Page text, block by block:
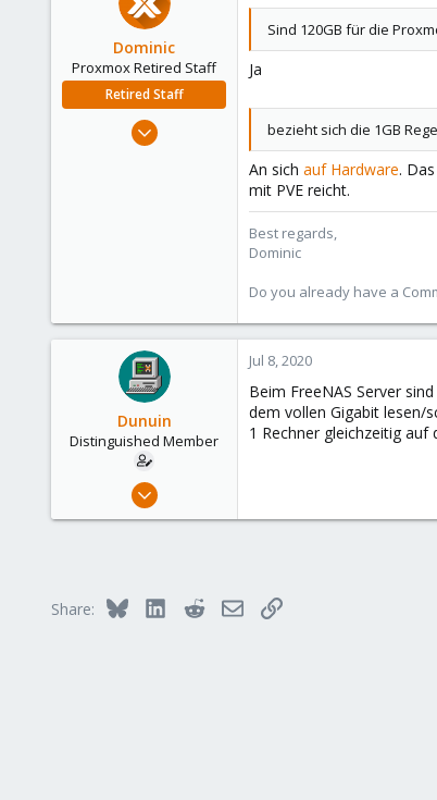
Dominic
Proxmox Retired Staff
Retired Staff
Mar 18, 2019
Sind 120GB für die
Ja
bezieht sich die 1GB
An sich auf Hardware.
mit PVE reicht.
Best regards,
Dominic
Do you already have a
Dunuin
Distinguished Member
Jun 30, 2020
Germany
Jul 8, 2020
Beim FreeNAS Server
dem vollen Gigabit lesen/
1 Rechner gleichzeitig auf
Share: Bluesky LinkedInRedditEmailLink